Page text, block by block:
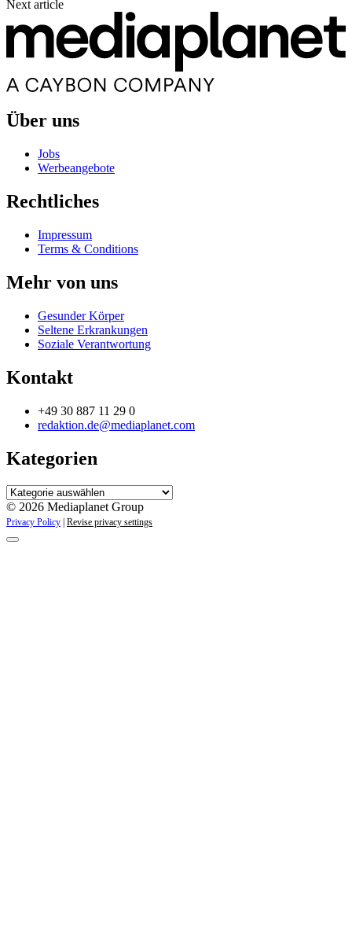
Next article
Über uns
Jobs
Werbeangebote
Rechtliches
Impressum
Terms & Conditions
Mehr von uns
Gesunder Körper
Seltene Erkrankungen
Soziale Verantwortung
Kontakt
+49 30 887 11 29 0
redaktion.de@mediaplanet.com
Kategorien
Kategorien
© 2026 Mediaplanet Group
Privacy Policy | Revise privacy settings